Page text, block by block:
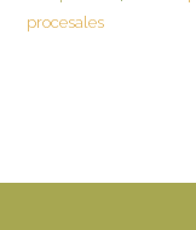
procesales